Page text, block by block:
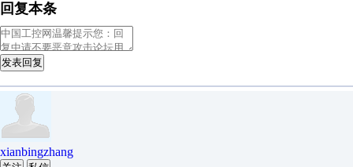
回复本条
发表回复
xianbingzhang